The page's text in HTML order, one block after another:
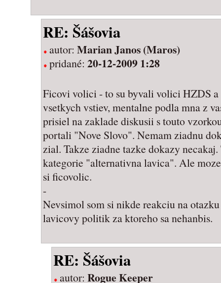
RE: Šášovia
autor: Marian Janos (Maros)
pridané: 20-12-2009 1:28
Ficovi volici - to su byvali volici HZDS
vsetkych vstiev, mentalne podla mna z
prisiel na zaklade diskusii s touto
portali "Nove Slovo". Nemam ziadnu
zial. Takze ziadne tazke dokazy
kategorie "alternativna lavica". Ale
si ficovolic.
-
Nevsimol som si nikde reakciu na
lavicovy politik za ktoreho sa nehanbis.
RE: Šášovia
autor: Rogue Keeper